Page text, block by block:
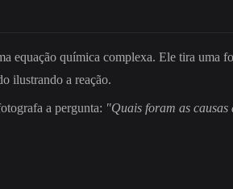
equação química complexa. Ele tira uma
ilustrando a reação.
a pergunta: "Quais foram as